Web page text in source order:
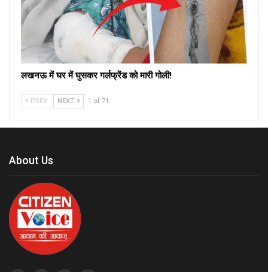
लखनऊ में घर में घुसकर गर्लफ्रेंड को मारी गोली!
PREV NEXT 1 of 71
About Us